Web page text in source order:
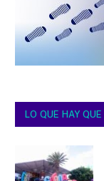
LO QUE HAY QUE